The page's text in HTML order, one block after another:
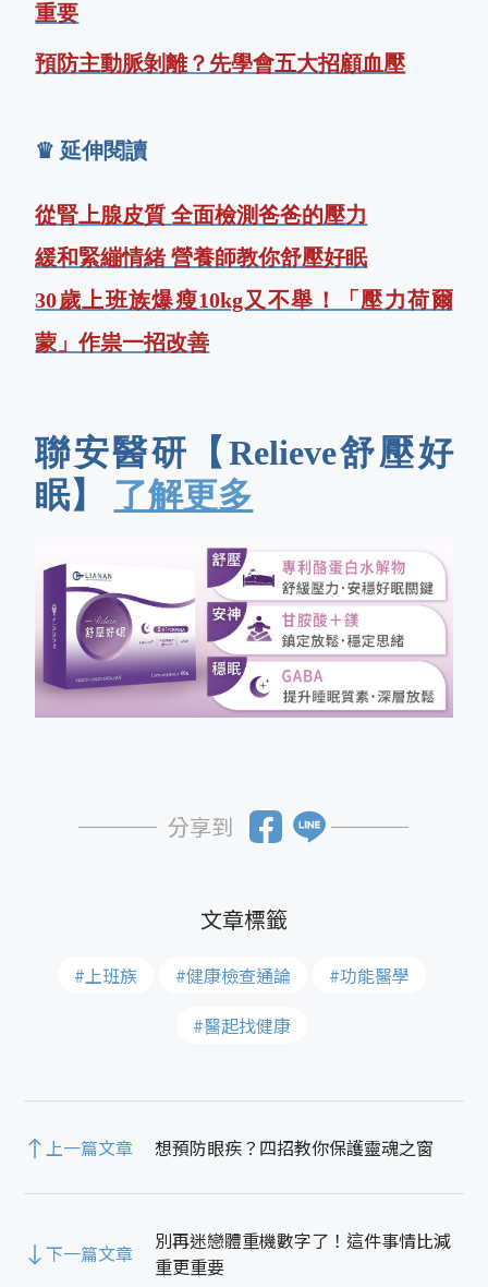
重要
預防主動脈剝離？先學會五大招顧血壓
♛ 延伸閱讀
從腎上腺皮質 全面檢測爸爸的壓力
緩和緊繃情緒 營養師教你舒壓好眠
30歲上班族爆瘦10kg又不舉！「壓力荷爾
蒙」作祟一招改善
聯安醫研【Relieve舒壓好
眠】 了解更多
分享到
#上班族 #健康檢查通論
#功能醫學
#醫起找健康
上一篇文章 想預防眼疾？四招教你保護靈魂之窗
下一篇文章
別再迷戀體重機數字了！這件事情比減
重更重要